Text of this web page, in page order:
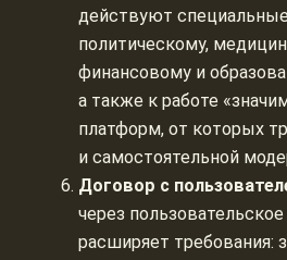
действуют
политическому,
финансовому и
а также к работе
платформ, от которых
и самостоятельной
Договор с
через
расширяет требования: